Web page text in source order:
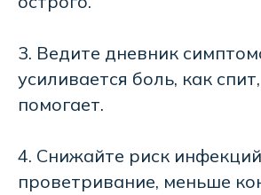
3. Ведите дневник
усиливается боль, как
помогает.
4. Снижайте риск
проветривание, меньше